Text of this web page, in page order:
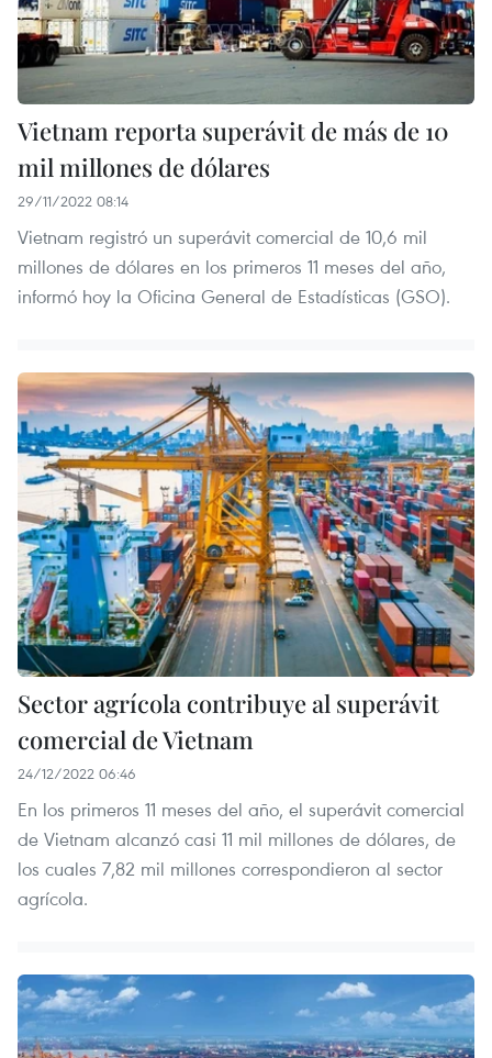
Vietnam reporta superávit de más de 10
mil millones de dólares
29/11/2022 08:14
Vietnam registró un superávit comercial de 10,6 mil
millones de dólares en los primeros 11 meses del año,
informó hoy la Oficina General de Estadísticas (GSO).
Sector agrícola contribuye al superávit
comercial de Vietnam
24/12/2022 06:46
En los primeros 11 meses del año, el superávit comercial
de Vietnam alcanzó casi 11 mil millones de dólares, de
los cuales 7,82 mil millones correspondieron al sector
agrícola.